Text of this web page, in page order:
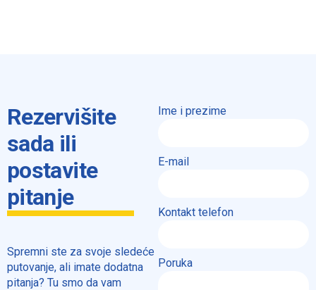
Rezervišite
sada ili
postavite
pitanje
Spremni ste za svoje sledeće
putovanje, ali imate dodatna
pitanja? Tu smo da vam
Ime i prezime
E-mail
Kontakt telefon
Poruka